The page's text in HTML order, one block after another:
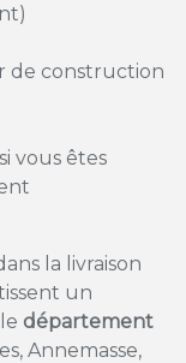
de construction
vous êtes
la livraison
un
département
Annemasse,